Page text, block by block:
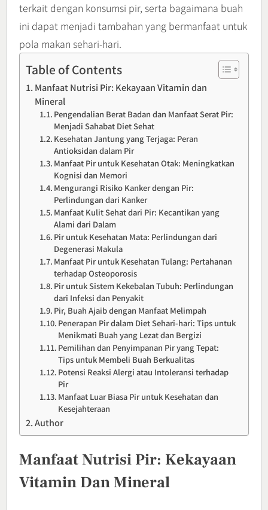
terkait dengan konsumsi pir, serta bagaimana buah
ini dapat menjadi tambahan yang bermanfaat untuk
pola makan sehari-hari.
Table of Contents
Manfaat Nutrisi Pir: Kekayaan Vitamin dan
Mineral
Pengendalian Berat Badan dan Manfaat Serat Pir:
Menjadi Sahabat Diet Sehat
Kesehatan Jantung yang Terjaga: Peran
Antioksidan dalam Pir
Manfaat Pir untuk Kesehatan Otak: Meningkatkan
Kognisi dan Memori
Mengurangi Risiko Kanker dengan Pir:
Perlindungan dari Kanker
Manfaat Kulit Sehat dari Pir: Kecantikan yang
Alami dari Dalam
Pir untuk Kesehatan Mata: Perlindungan dari
Degenerasi Makula
Manfaat Pir untuk Kesehatan Tulang: Pertahanan
terhadap Osteoporosis
Pir untuk Sistem Kekebalan Tubuh: Perlindungan
dari Infeksi dan Penyakit
Pir, Buah Ajaib dengan Manfaat Melimpah
Penerapan Pir dalam Diet Sehari-hari: Tips untuk
Menikmati Buah yang Lezat dan Bergizi
Pemilihan dan Penyimpanan Pir yang Tepat:
Tips untuk Membeli Buah Berkualitas
Potensi Reaksi Alergi atau Intoleransi terhadap
Pir
Manfaat Luar Biasa Pir untuk Kesehatan dan
Kesejahteraan
Author
Manfaat Nutrisi Pir: Kekayaan
Vitamin Dan Mineral